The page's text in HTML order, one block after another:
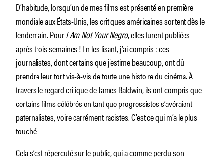
D’habitude, lorsqu’un de mes films est présenté en première
mondiale aux États-Unis, les critiques américaines sortent dès le
lendemain. PourI Am Not Your Negro, elles furent publiées
après trois semaines ! En les lisant, j’ai compris : ces
journalistes, dont certains que j’estime beaucoup, ont dû
prendre leur tort vis-à-vis de toute une histoire du cinéma. À
travers le regard critique de James Baldwin, ils ont compris que
certains films célébrés en tant que progressistes s’avéraient
paternalistes, voire carrément racistes. C’est ce qui m’a le plus
touché.
Cela s’est répercuté sur le public, qui a comme perdu son